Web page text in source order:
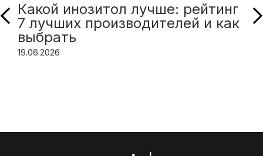
Какой инозитол лучше: рейтинг
7 лучших производителей и как
выбрать
19.06.2026